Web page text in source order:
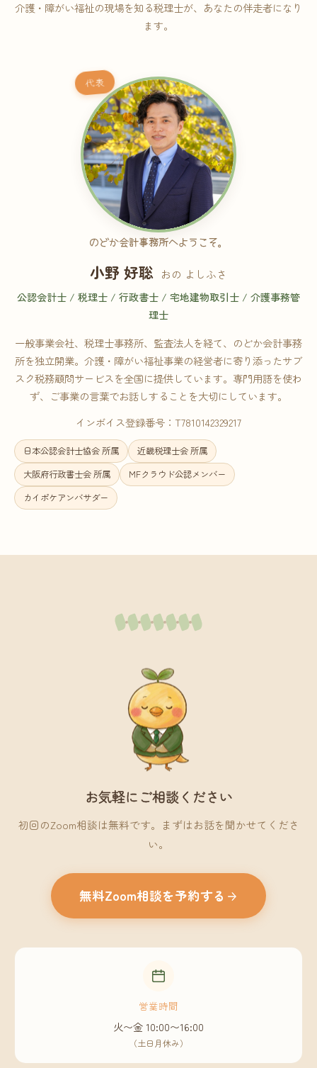
介護・障がい福祉の現場を知る税理士が、あなたの伴走者になり
ます。
代表
のどか会計事務所へようこそ。
小野 好聡 おの よしふさ
公認会計士 / 税理士 / 行政書士 / 宅地建物取引士 / 介護事務管
理士
一般事業会社、税理士事務所、監査法人を経て、のどか会計事務
所を独立開業。介護・障がい福祉事業の経営者に寄り添ったサブ
スク税務顧問サービスを全国に提供しています。専門用語を使わ
ず、ご事業の言葉でお話しすることを大切にしています。
インボイス登録番号：T7810142329217
日本公認会計士協会 所属
近畿税理士会 所属
大阪府行政書士会 所属
MFクラウド公認メンバー
カイポケアンバサダー
お気軽にご相談ください
初回のZoom相談は無料です。まずはお話を聞かせてくださ
い。
無料Zoom相談を予約する
営業時間
火〜金 10:00〜16:00
（土日月休み）